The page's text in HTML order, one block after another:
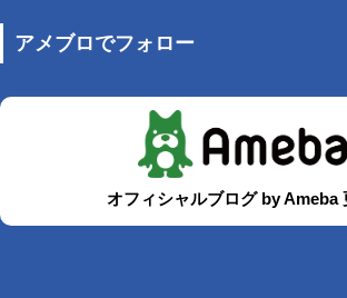
アメブロでフォロー
オフィシャルブログ by Ameba